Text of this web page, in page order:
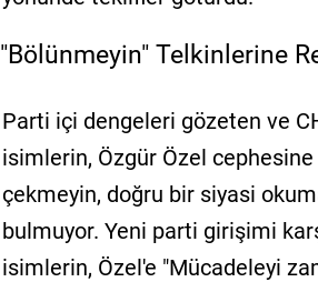
"Bölünmeyin" Telkinlerine
Parti içi dengeleri gözeten ve
isimlerin, Özgür Özel cephesine
çekmeyin, doğru bir siyasi
bulmuyor. Yeni parti girişimi
isimlerin, Özel'e "Mücadeleyi